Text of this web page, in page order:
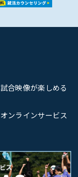
合映像が楽しめる
ンラインサービス